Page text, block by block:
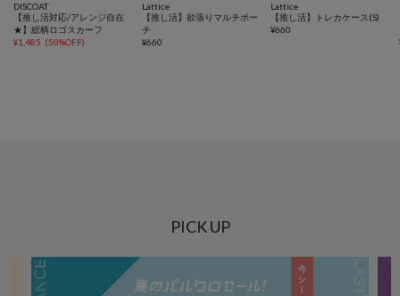
DISCOAT
【推し活対応/アレンジ自在
★】総柄ロゴスカーフ
¥1,485 (50%OFF)
Lattice
【推し活】欲張りマルチポー
チ
¥660
Lattice
【推し活】トレカケース(S)
¥660
PICK UP